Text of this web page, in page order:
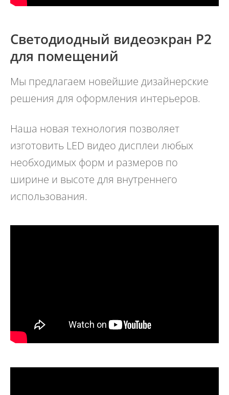
Светодиодный видеоэкран P2
для помещений
Мы предлагаем новейшие дизайнерские
решения для оформления интерьеров.
Наша новая технология позволяет
изготовить LED видео дисплеи любых
необходимых форм и размеров по
ширине и высоте для внутреннего
использования.